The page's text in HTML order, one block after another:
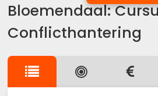
Bloemendaal:
Conflicthantering